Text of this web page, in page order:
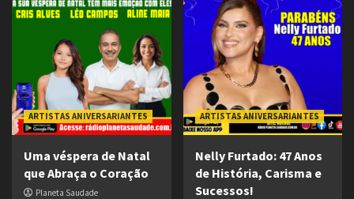
ARTISTAS ANIVERSARIANTES
Uma véspera de Natal
que Abraça o Coração
Planeta Saudade
ARTISTAS ANIVERSARIANTES
Nelly Furtado: 47 Anos
de História, Carisma e
Sucessos!